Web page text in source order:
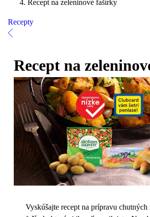
Recept na zeleninové fašírky
Recepty
Recept na
Vyskúšajte recept na prípravu